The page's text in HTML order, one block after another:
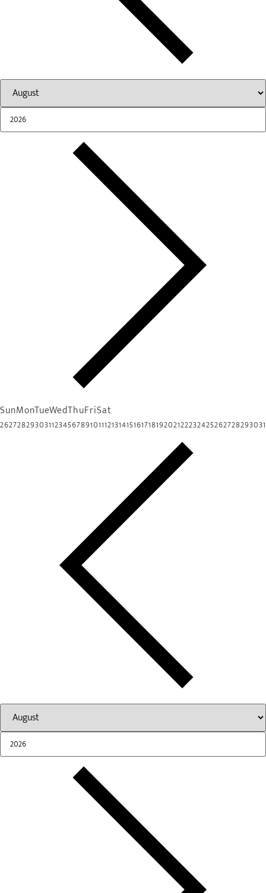
SunMonTueWedThuFriSat
26272829303112345678910111213141516171819202122232425262728293031